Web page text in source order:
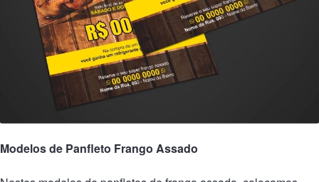
Modelos de Panfleto Frango Assado